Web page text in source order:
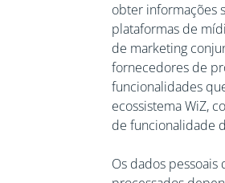
obter informações
plataformas de
de marketing
fornecedores de
funcionalidades
ecossistema WiZ,
de funcionalidade
Os dados pessoais